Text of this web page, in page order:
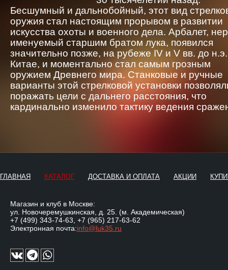
Бесшумный и дальнобойный, этот вид
оружия стал настоящим прорывом в развитии
искусства охоты и военного дела. Арбалет,
именуемый старшим братом лука, появился
значительно позже, на рубеже IV и V вв. до
Китае, и моментально стал самым грозным
оружием Древнего мира. Станковые и ручные
варианты этой стрелковой установки
поражать цели с дальнего расстояния, что
кардинально изменило тактику ведения
ГЛАВНАЯ КАТАЛОГ ДОСТАВКА И ОПЛАТА АКЦИИ
Магазин и клуб в Москве:
ул. Новочеремушкинская, д. 25. (м. Академическая)
+7 (499) 343-74-63 +7 (965) 217-63-62
Электронная почта:info@luk35.ru